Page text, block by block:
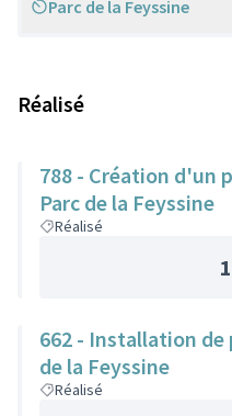
Scope
Parc de la Feyssine
Réalisé
788 - Création d'un
Parc de la Feyssine
Réalisé
662 - Installation de
de la Feyssine
Réalisé